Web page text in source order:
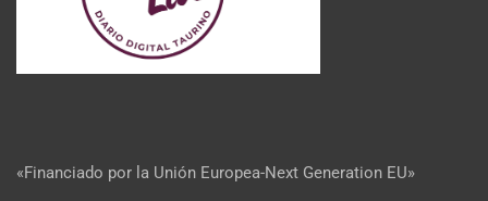
«Financiado por la Unión Europea-Next Generation EU»